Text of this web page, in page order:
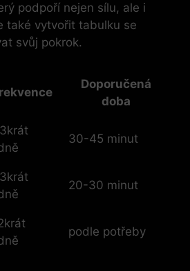
podpoří nejen sílu, ale i
také vytvořit tabulku se
svůj pokrok.
Doporučená
doba
30-45 minut
20-30 minut
podle potřeby